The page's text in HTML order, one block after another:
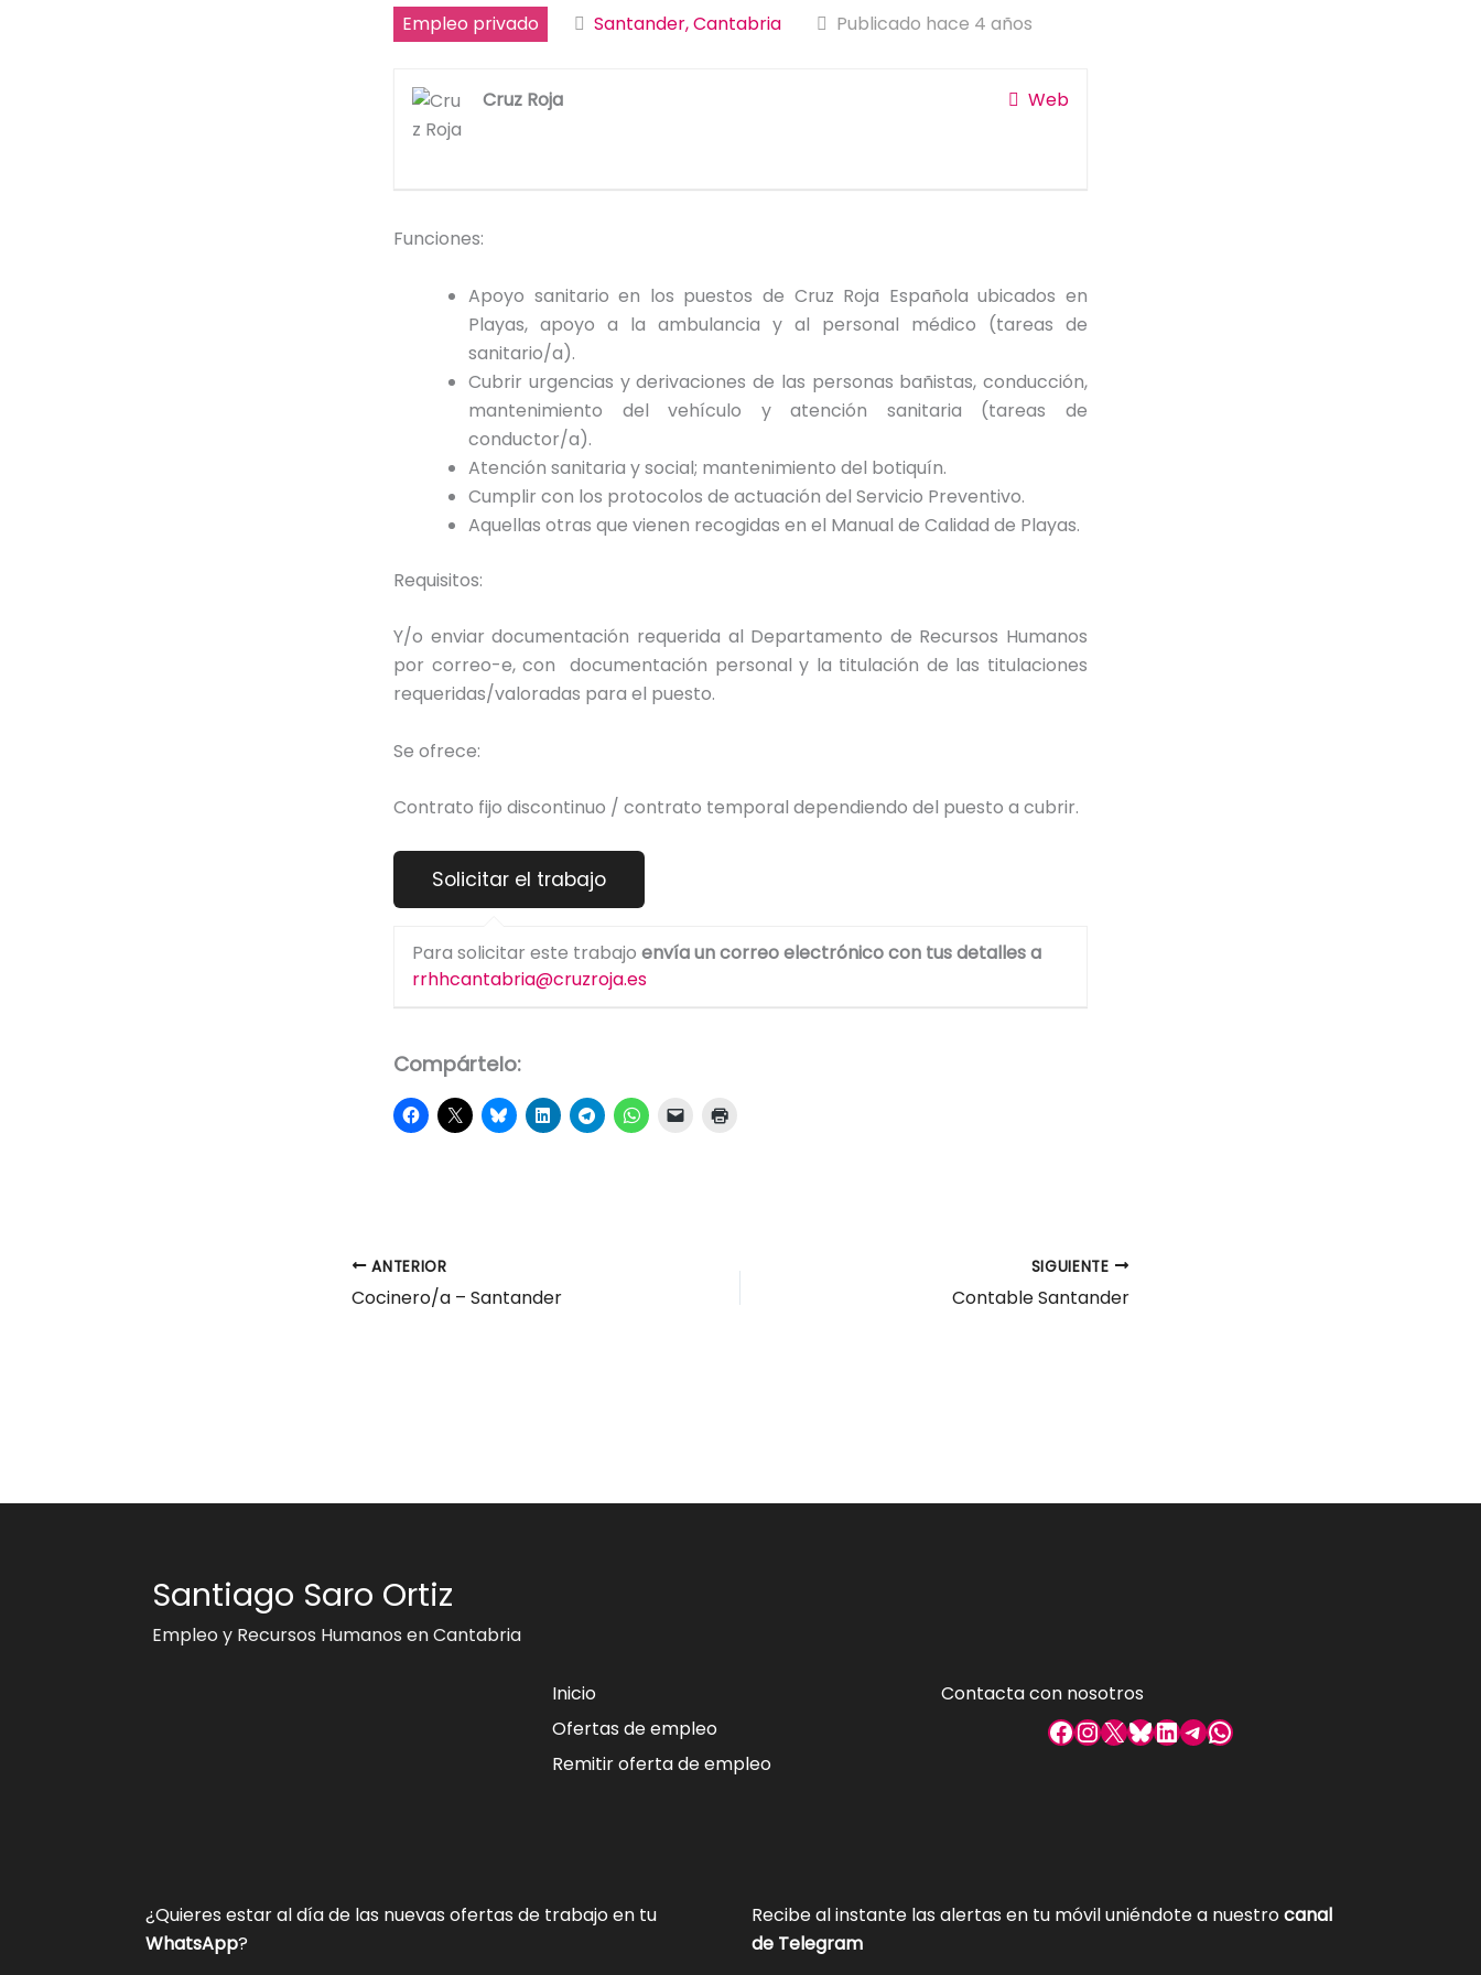
Empleo privado Santander, Cantabria Publicado hace 4 años
Web
Cruz Roja
Funciones:
Apoyo sanitario en los puestos de Cruz Roja Española ubicados en
Playas, apoyo a la ambulancia y al personal médico (tareas de
sanitario/a).
Cubrir urgencias y derivaciones de las personas bañistas, conducción,
mantenimiento del vehículo y atención sanitaria (tareas de
conductor/a).
Atención sanitaria y social; mantenimiento del botiquín.
Cumplir con los protocolos de actuación del Servicio Preventivo.
Aquellas otras que vienen recogidas en el Manual de Calidad de Playas.
Requisitos:
Y/o enviar documentación requerida al Departamento de Recursos Humanos
por correo-e, con documentación personal y la titulación de las titulaciones
requeridas/valoradas para el puesto.
Se ofrece:
Contrato fijo discontinuo / contrato temporal dependiendo del puesto a cubrir.
Para solicitar este trabajo envía un correo electrónico con tus detalles a
rrhhcantabria@cruzroja.es
Compártelo:
ANTERIOR
Cocinero/a – Santander
SIGUIENTE
Contable Santander
Santiago Saro Ortiz
Empleo y Recursos Humanos en Cantabria
Inicio
Ofertas de empleo
Remitir oferta de empleo
Contacta con nosotros
Facebook
Instagram
X Bluesky
LinkedIn
Telegram
WhatsApp
¿Quieres estar al día de las nuevas ofertas de trabajo en tu
WhatsApp?
Recibe al instante las alertas en tu móvil uniéndote a nuestrocanal
de Telegram